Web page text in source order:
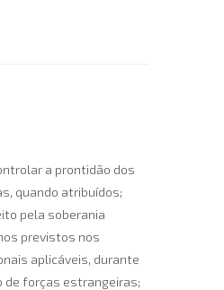
a prontidão dos
quando atribuídos;
pela soberania
previstos nos
aplicáveis, durante
de forças estrangeiras;